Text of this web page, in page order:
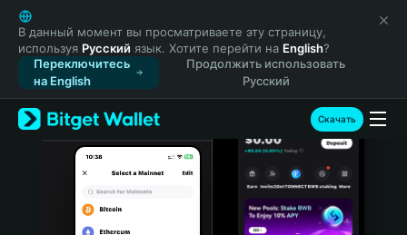
English
日本語
Tiếng Việt
Русский
Español (Latinoamérica)
Türkçe
Italiano
В данный момент вы просматриваете эту страницу,
используя Русский язык. Хотите перейти на English?
Переключитесь
на English
Продолжить использовать
Русский
Скачать